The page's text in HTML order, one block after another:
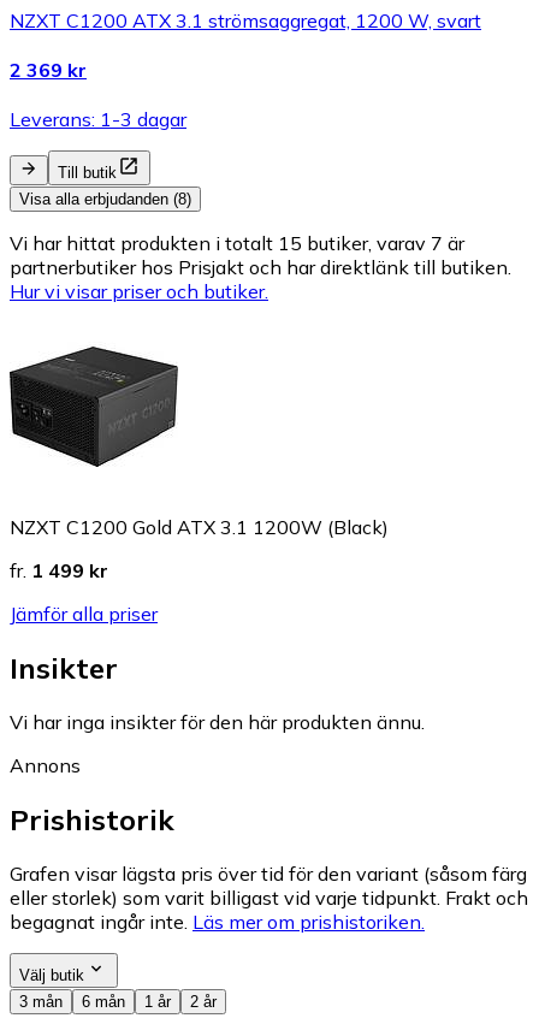
NZXT C1200 ATX 3.1 strömsaggregat, 1200 W, svart
2 369 kr
Leverans: 1-3 dagar
Till butik
Visa alla erbjudanden (8)
Vi har hittat produkten i totalt 15 butiker, varav 7 är
partnerbutiker hos Prisjakt och har direktlänk till butiken.
Hur vi visar priser och butiker.
NZXT C1200 Gold ATX 3.1 1200W (Black)
fr. 1 499 kr
Jämför alla priser
Insikter
Vi har inga insikter för den här produkten ännu.
Annons
Prishistorik
Grafen visar lägsta pris över tid för den variant (såsom färg
eller storlek) som varit billigast vid varje tidpunkt. Frakt och
begagnat ingår inte. Läs mer om prishistoriken.
Välj butik
3 mån
6 mån 1 år 2 år